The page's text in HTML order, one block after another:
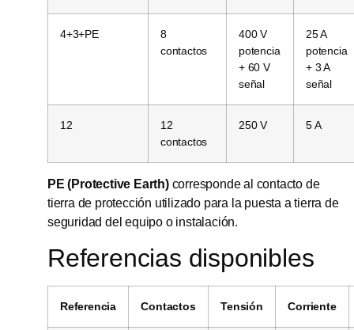
4+3+PE
8
contactos
400 V
potencia
+ 60 V
señal
25 A
potencia
+ 3 A
señal
12
12
contactos
250 V 5 A
PE (Protective Earth)corresponde al contacto de
tierra de protección utilizado para la puesta a tierra de
seguridad del equipo o instalación.
Referencias disponibles
Referencia Contactos Tensión Corriente